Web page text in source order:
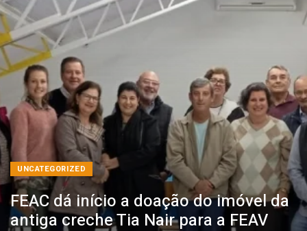
UNCATEGORIZED
FEAC dá início a doação do imóvel da
antiga creche Tia Nair para a FEAV